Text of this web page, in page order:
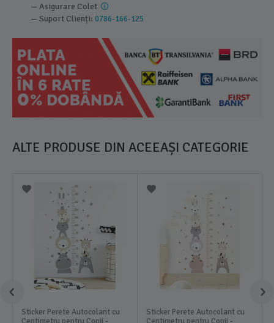
— Asigurare Colet
— Suport Clienți:0786-166-125
ALTE PRODUSE DIN ACEEAȘI CATEGORIE
Sticker Perete Autocolant cu
Centimetru pentru Copii -
Sticker Perete Autocolant cu
Centimetru pentru Copii -